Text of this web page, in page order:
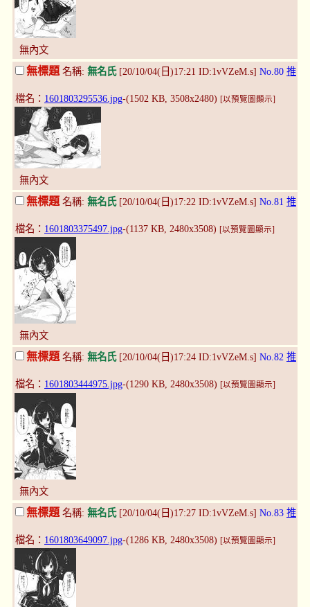
無內文
無標題 名稱: 無名氏[20/10/04(日)17:21 ID:1vVZeM.s] No.80 推
檔名： 1601803295536.jpg-(1502 KB, 3508x2480) [以預覽圖顯示]
無內文
無標題 名稱: 無名氏[20/10/04(日)17:22 ID:1vVZeM.s] No.81 推
檔名： 1601803375497.jpg-(1137 KB, 2480x3508) [以預覽圖顯示]
無內文
無標題名稱: 無名氏[20/10/04(日)17:24 ID:1vVZeM.s] No.82 推
檔名： 1601803444975.jpg-(1290 KB, 2480x3508) [以預覽圖顯示]
無內文
無標題 名稱: 無名氏[20/10/04(日)17:27 ID:1vVZeM.s] No.83 推
檔名： 1601803649097.jpg-(1286 KB, 2480x3508) [以預覽圖顯示]